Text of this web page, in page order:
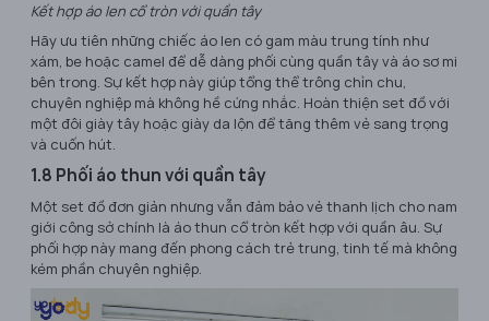
Kết hợp áo len cổ tròn với quần tây
Hãy ưu tiên những chiếc áo len có gam màu trung tính như
xám, be hoặc camel để dễ dàng phối cùng quần tây và áo sơ mi
bên trong. Sự kết hợp này giúp tổng thể trông chỉn chu,
chuyên nghiệp mà không hề cứng nhắc. Hoàn thiện set đồ với
một đôi giày tây hoặc giày da lộn để tăng thêm vẻ sang trọng
và cuốn hút.
1.8 Phối áo thun với quần tây
Một set đồ đơn giản nhưng vẫn đảm bảo vẻ thanh lịch cho nam
giới công sở chính là áo thun cổ tròn kết hợp với quần âu. Sự
phối hợp này mang đến phong cách trẻ trung, tinh tế mà không
kém phần chuyên nghiệp.